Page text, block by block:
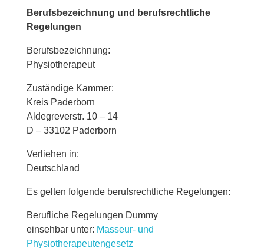
Berufsbezeichnung und berufsrechtliche
Regelungen
Berufsbezeichnung:
Physiotherapeut
Zuständige Kammer:
Kreis Paderborn
Aldegreverstr. 10 – 14
D – 33102 Paderborn
Verliehen in:
Deutschland
Es gelten folgende berufsrechtliche Regelungen:
Berufliche Regelungen Dummy
einsehbar unter: Masseur- und
Physiotherapeutengesetz